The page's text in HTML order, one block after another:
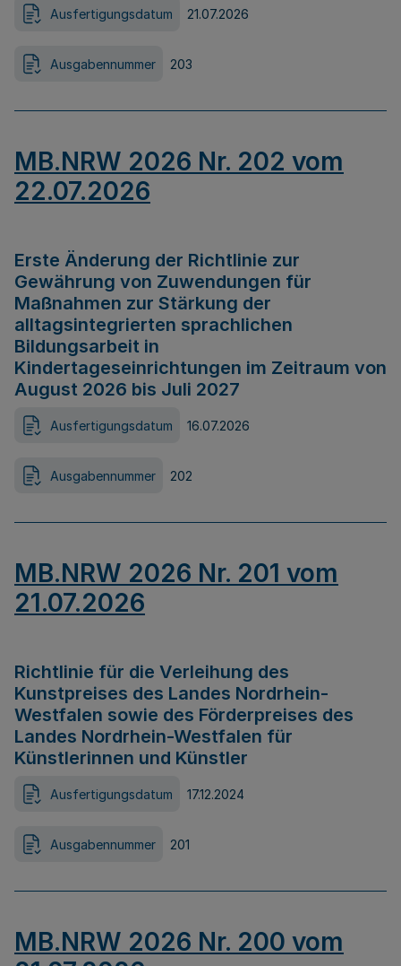
Ausfertigungsdatum 21.07.2026
Ausgabennummer 203
MB.NRW 2026 Nr. 202 vom
22.07.2026
Erste Änderung der Richtlinie zur
Gewährung von Zuwendungen für
Maßnahmen zur Stärkung der
alltagsintegrierten sprachlichen
Bildungsarbeit in
Kindertageseinrichtungen im Zeitraum von
August 2026 bis Juli 2027
Ausfertigungsdatum 16.07.2026
Ausgabennummer 202
MB.NRW 2026 Nr. 201 vom
21.07.2026
Richtlinie für die Verleihung des
Kunstpreises des Landes Nordrhein-
Westfalen sowie des Förderpreises des
Landes Nordrhein-Westfalen für
Künstlerinnen und Künstler
Ausfertigungsdatum 17.12.2024
Ausgabennummer 201
MB.NRW 2026 Nr. 200 vom